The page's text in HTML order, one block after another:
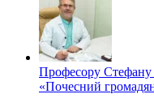
Професору Стефану
«Почесний